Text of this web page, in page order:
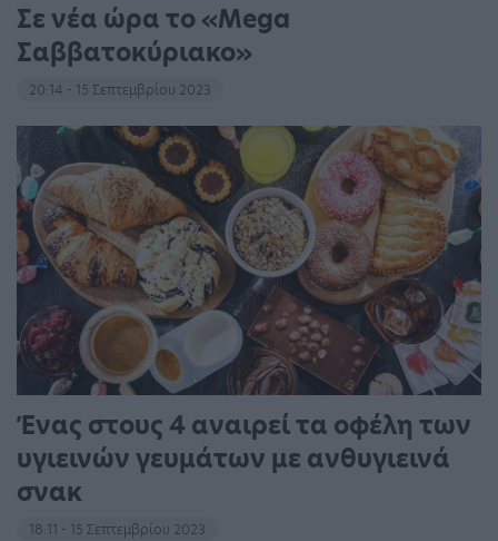
Σε νέα ώρα το «Mega
Σαββατοκύριακο»
20:14 - 15 Σεπτεμβρίου 2023
Ένας στους 4 αναιρεί τα οφέλη των
υγιεινών γευμάτων με ανθυγιεινά
σνακ
18:11 - 15 Σεπτεμβρίου 2023